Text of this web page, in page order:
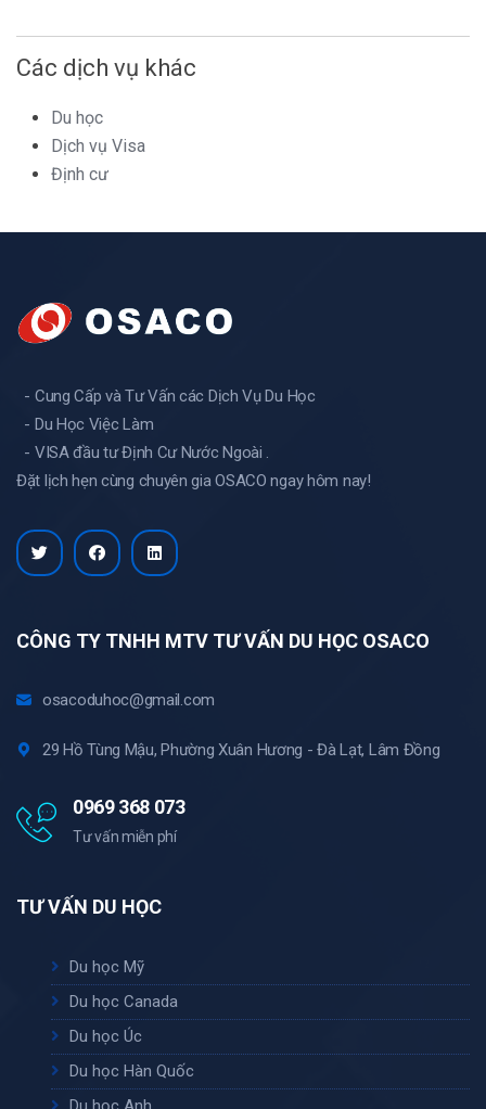
Các dịch vụ khác
Du học
Dịch vụ Visa
Định cư
- Cung Cấp và Tư Vấn các Dịch Vụ Du Học
- Du Học Việc Làm
- VISA đầu tư Định Cư Nước Ngoài .
Đặt lịch hẹn cùng chuyên gia OSACO ngay hôm nay!
CÔNG TY TNHH MTV TƯ VẤN DU HỌC OSACO
osacoduhoc@gmail.com
29 Hồ Tùng Mậu, Phường Xuân Hương - Đà Lạt, Lâm Đồng
0969 368 073
Tư vấn miễn phí
TƯ VẤN DU HỌC
Du học Mỹ
Du học Canada
Du học Úc
Du học Hàn Quốc